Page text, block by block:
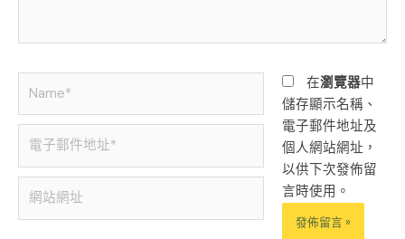
郵
件
地
站
在瀏覽器中
儲存顯示名稱、
電子郵件地址及
個人網站網址，
以供下次發佈留
言時使用。